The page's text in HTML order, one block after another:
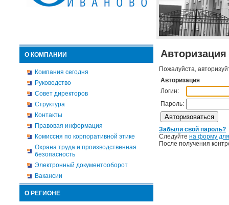
О КОМПАНИИ
Компания сегодня
Руководство
Совет директоров
Структура
Контакты
Правовая информация
Комиссия по корпоративной этике
Охрана труда и производственная
безопасность
Электронный документооборот
Вакансии
О РЕГИОНЕ
Авторизация
Пожалуйста,
Авторизация
Логин:
Пароль:
Забыли свой пароль?
Следуйте на форму
После получения